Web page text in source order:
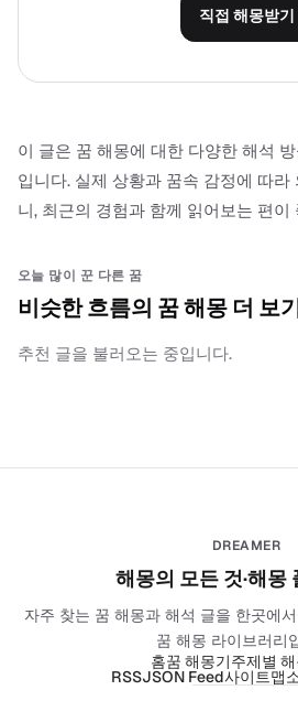
직접 해몽받기
이 글은 꿈 해몽에 대한 다양한 해석
입니다. 실제 상황과 꿈속 감정에 따라
니, 최근의 경험과 함께 읽어보는 편이
오늘 많이 꾼 다른 꿈
비슷한 흐름의 꿈 해몽 더 보
추천 글을 불러오는 중입니다.
DREAMER
해몽의 모든 것·해몽
자주 찾는 꿈 해몽과 해석 글을 한곳에
꿈 해몽 라이브러리
홈꿈 해몽기주제별
RSSJSON Feed사이트맵